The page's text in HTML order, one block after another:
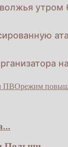
утром
ПВОрежим